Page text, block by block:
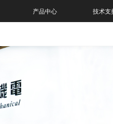
产品中心 技术支